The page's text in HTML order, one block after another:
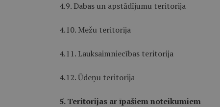
4.9. Dabas un apstādījumu teritorija
4.10. Mežu teritorija
4.11. Lauksaimniecības teritorija
4.12. Ūdeņu teritorija
5. Teritorijas ar īpašiem noteikumiem